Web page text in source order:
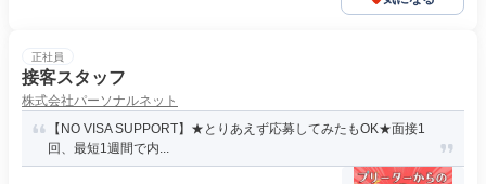
正社員
接客スタッフ
株式会社パーソナルネット
【NO VISA SUPPORT】★とりあえず応募してみたもOK★面接1
回、最短1週間で内...